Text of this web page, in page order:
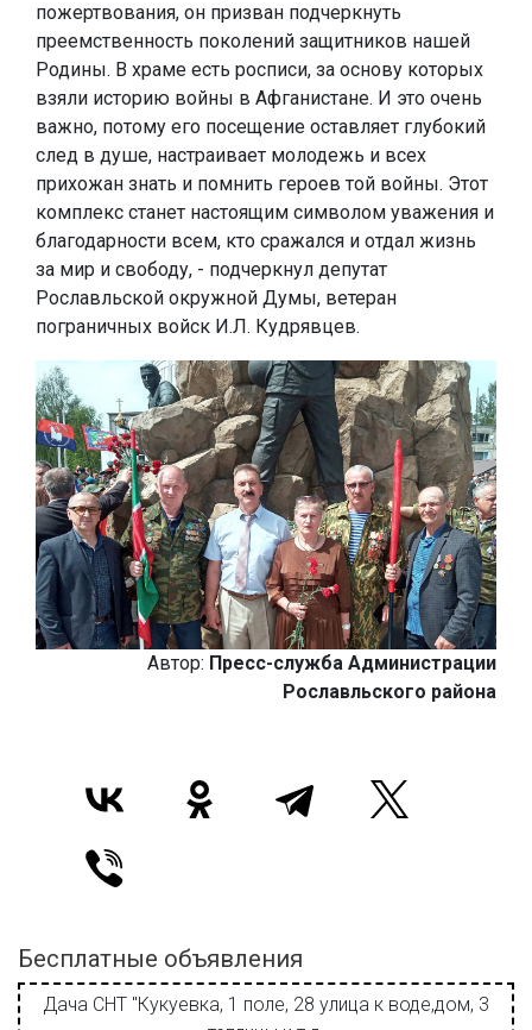
пожертвования, он призван подчеркнуть
преемственность поколений защитников нашей
Родины. В храме есть росписи, за основу которых
взяли историю войны в Афганистане. И это очень
важно, потому его посещение оставляет глубокий
след в душе, настраивает молодежь и всех
прихожан знать и помнить героев той войны. Этот
комплекс станет настоящим символом уважения и
благодарности всем, кто сражался и отдал жизнь
за мир и свободу, - подчеркнул депутат
Рославльской окружной Думы, ветеран
пограничных войск И.Л. Кудрявцев.
Автор: Пресс-служба Администрации
Рославльского района
Бесплатные объявления
Дача СНТ "Кукуевка, 1 поле, 28 улица к воде,дом, 3